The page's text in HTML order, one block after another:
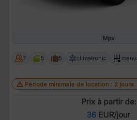
Mpv
7 5 5 climatronic
Période minimale de location : 2 jours
Prix à partir de:
36 EUR/jour